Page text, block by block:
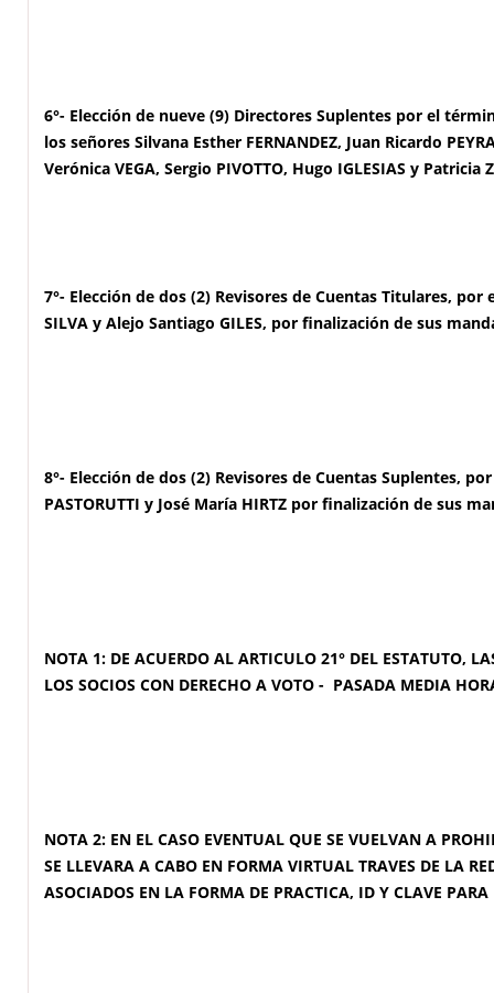
6°- Elección de nueve (9) Directores Suplentes por el
los señores Silvana Esther FERNANDEZ, Juan Ricardo
Verónica VEGA, Sergio PIVOTTO, Hugo IGLESIAS y Patricia
7°- Elección de dos (2) Revisores de Cuentas Titulares,
SILVA y Alejo Santiago GILES, por finalización de sus
8°- Elección de dos (2) Revisores de Cuentas Suplentes,
PASTORUTTI y José María HIRTZ por finalización de sus
NOTA 1: DE ACUERDO AL ARTICULO 21° DEL ESTATUTO,
LOS SOCIOS CON DERECHO A VOTO - PASADA MEDIA
NOTA 2: EN EL CASO EVENTUAL QUE SE VUELVAN A
SE LLEVARA A CABO EN FORMA VIRTUAL TRAVES DE LA
ASOCIADOS EN LA FORMA DE PRACTICA, ID Y CLAVE